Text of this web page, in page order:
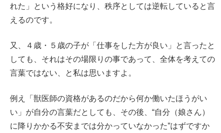
れた」という格好になり、秩序としては逆転していると言
えるのです。
又、４歳・５歳の子が「仕事をした方が良い」と言ったと
しても、それはその場限りの事であって、全体を考えての
言葉ではない、と私は思いますよ。
例え「獣医師の資格があるのだから何か働いたほうがい
い」が自分の言葉だとしても、その後、“自分（娘さん）
に降りかかる不安までは分かっていなかった”はずですか